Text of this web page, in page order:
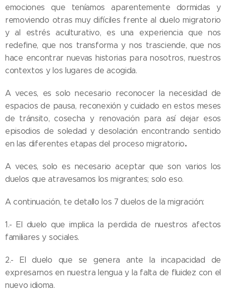
emociones que teníamos aparentemente dormidas y
removiendo otras muy difíciles frente al duelo migratorio
y al estrés aculturativo, es una experiencia que nos
redefine, que nos transforma y nos trasciende, que nos
hace encontrar nuevas historias para nosotros, nuestros
contextos y los lugares de acogida.
A veces, es solo necesario reconocer la necesidad de
espacios de pausa, reconexión y cuidado en estos meses
de tránsito, cosecha y renovación para así dejar esos
episodios de soledad y desolación encontrando sentido
en las diferentes etapas del proceso migratorio.
A veces, solo es necesario aceptar que son varios los
duelos que atravesamos los migrantes; solo eso.
A continuación, te detallo los 7 duelos de la migración:
1.- El duelo que implica la perdida de nuestros afectos
familiares y sociales.
2.- El duelo que se genera ante la incapacidad de
expresarnos en nuestra lengua y la falta de fluidez con el
nuevo idioma.